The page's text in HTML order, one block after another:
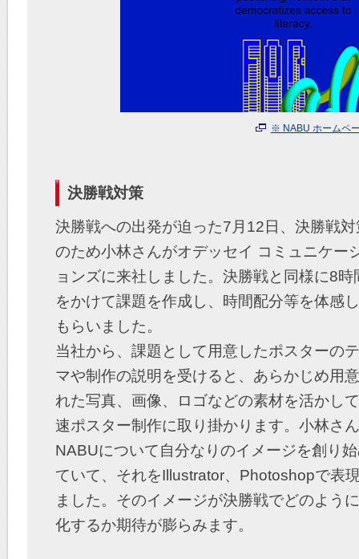
※ NABU ホームペ
決勝戦対策
決勝戦への出発が迫った7月12日、決勝戦対
のため小林さんがオデッセイ コミュニケー
ョンズに来社しました。決勝戦と同様に8時
をかけて課題を作成し、時間配分等を体感
もらいました。
当社から、課題として用意したポスターの
マや制作の説明を受けると、あらかじめ用
れた写真、画像、ロゴなどの素材を活かし
速ポスター制作に取り掛かります。小林さ
NABUについて自分なりのイメージを創り
ていて、それをIllustrator、Photoshopで表
ました。そのイメージが決勝戦でどのよう
化するか期待が膨らみます。